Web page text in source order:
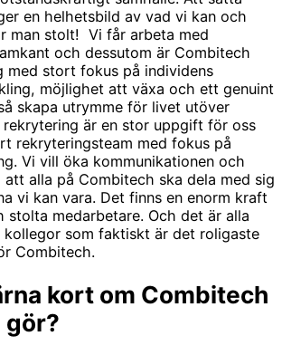
en helhetsbild av vad vi kan och
man stolt! Vi får arbeta med
och dessutom är Combitech
med stort fokus på individens
möjlighet att växa och ett genuint
skapa utrymme för livet utöver
är en stor uppgift för oss
rekryteringsteam med fokus på
Vi vill öka kommunikationen och
att alla på Combitech ska dela med sig
vi kan vara. Det finns en enorm kraft
stolta medarbetare. Och det är alla
kollegor som faktiskt är det roligaste
Combitech.
kort om Combitech
gör?